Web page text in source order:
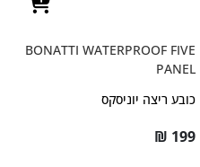
BONATTI WATERPROOF FIVE
PANEL
כובע ריצה יוניסקס
₪ 199